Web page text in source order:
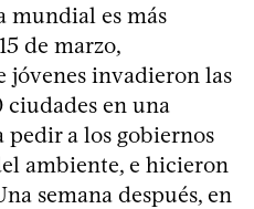
mundial es más
de marzo,
jóvenes invadieron las
ciudades en una
pedir a los gobiernos
ambiente, e hicieron
semana después, en